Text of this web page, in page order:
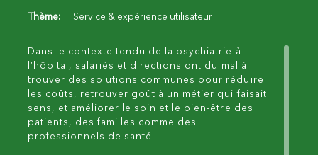
Thème: Service & expérience utilisateur
Dans le contexte tendu de la psychiatrie à
l’hôpital, salariés et directions ont du mal à
trouver des solutions communes pour réduire
les coûts, retrouver goût à un métier qui faisait
sens, et améliorer le soin et le bien-être des
patients, des familles comme des
professionnels de santé.